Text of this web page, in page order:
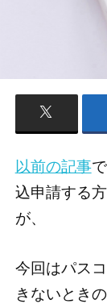
以前の記事
込申請する
が、
今回はパス
きないとき